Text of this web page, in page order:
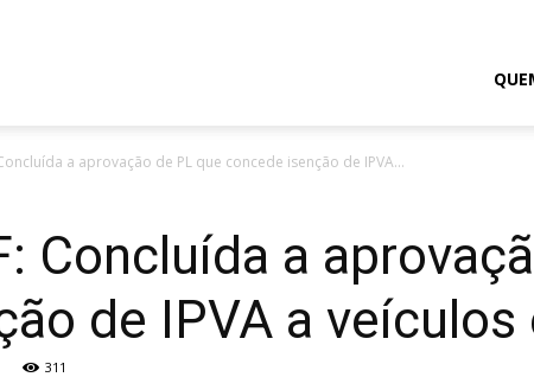
a aprovação de PL que concede isenção de IPVA...
Concluída a
de IPVA a
311